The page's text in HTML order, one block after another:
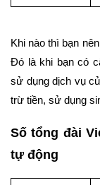
Khi nào thì bạn
Đó là khi bạn có
sử dụng dịch vụ
trừ tiền, sử dụng
Số tổng đài
tự động